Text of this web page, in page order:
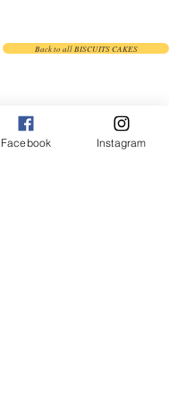
Back to all BISCUITS CAKES
Facebook Instagram